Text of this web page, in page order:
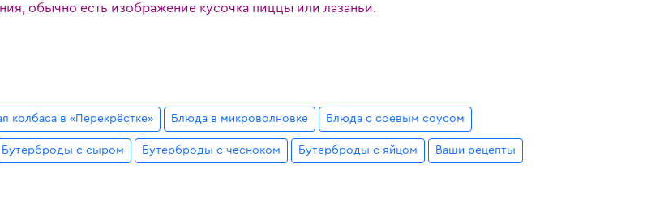
обычно есть изображение кусочка пиццы или лазаньи.
колбаса в «Перекрёстке» Блюда в микроволновке Блюда с соевым соусом
Бутерброды с сыром Бутерброды с чесноком Бутерброды с яйцом Ваши рецепты